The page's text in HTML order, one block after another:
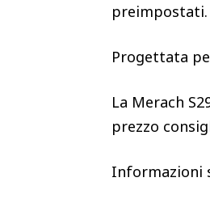
preimpostati.
Progettata
La Merach
prezzo
Informazioni